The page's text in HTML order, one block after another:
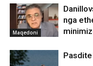
Maqedoni
nga